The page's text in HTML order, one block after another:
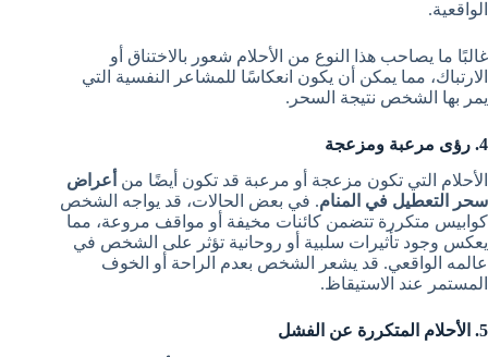
الواقعية.
غالبًا ما يصاحب هذا النوع من الأحلام شعور بالاختناق أو
الارتباك، مما يمكن أن يكون انعكاسًا للمشاعر النفسية التي
يمر بها الشخص نتيجة السحر.
4. رؤى مرعبة ومزعجة
الأحلام التي تكون مزعجة أو مرعبة قد تكون أيضًا من أعراض
سحر التعطيل في المنام. في بعض الحالات، قد يواجه الشخص
كوابيس متكررة تتضمن كائنات مخيفة أو مواقف مروعة، مما
يعكس وجود تأثيرات سلبية أو روحانية تؤثر على الشخص في
عالمه الواقعي. قد يشعر الشخص بعدم الراحة أو الخوف
المستمر عند الاستيقاظ.
5. الأحلام المتكررة عن الفشل